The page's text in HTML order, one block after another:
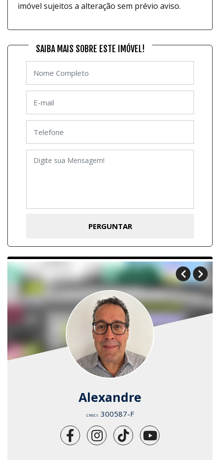
imóvel sujeitos a alteração sem prévio aviso.
SAIBA MAIS SOBRE ESTE IMÓVEL!
Alexandre
CRECI:300587-F